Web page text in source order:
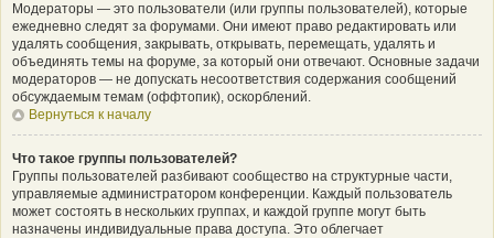
Модераторы — это пользователи (или группы пользователей), которые
ежедневно следят за форумами. Они имеют право редактировать или
удалять сообщения, закрывать, открывать, перемещать, удалять и
объединять темы на форуме, за который они отвечают. Основные задачи
модераторов — не допускать несоответствия содержания сообщений
обсуждаемым темам (оффтопик), оскорблений.
Вернуться к началу
Что такое группы пользователей?
Группы пользователей разбивают сообщество на структурные части,
управляемые администратором конференции. Каждый пользователь
может состоять в нескольких группах, и каждой группе могут быть
назначены индивидуальные права доступа. Это облегчает